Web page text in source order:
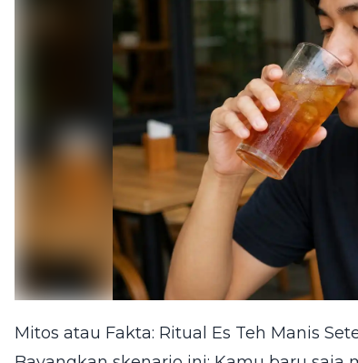
Mitos atau Fakta: Ritual Es Teh Manis